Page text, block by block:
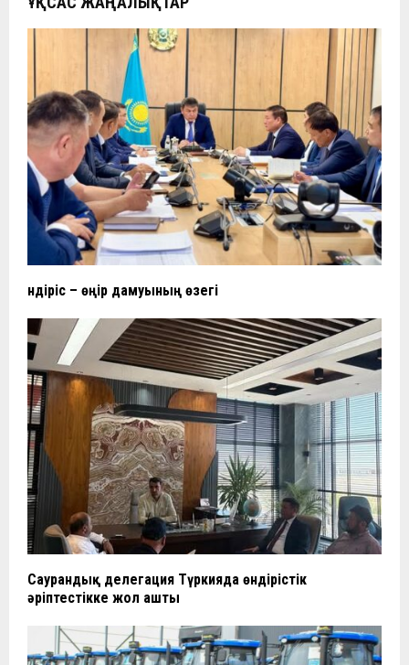
Өндіріс – өңір дамуының өзегі
Саурандық делегация Түркияда өндірістік
әріптестікке жол ашты